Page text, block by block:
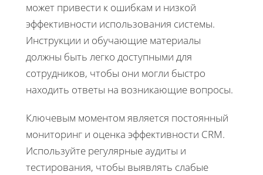
может привести к ошибкам и низкой
эффективности использования системы.
Инструкции и обучающие материалы
должны быть легко доступными для
сотрудников, чтобы они могли быстро
находить ответы на возникающие вопросы.
Ключевым моментом является постоянный
мониторинг и оценка эффективности CRM.
Используйте регулярные аудиты и
тестирования, чтобы выявлять слабые